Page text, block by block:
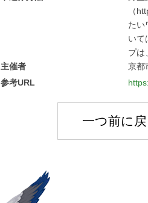
（
たい
いて
プは
主催者
京都
参考URL
一つ前に